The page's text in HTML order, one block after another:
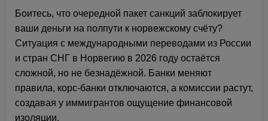
Боитесь, что очередной пакет санкций заблокирует
ваши деньги на полпути к норвежскому счёту?
Ситуация с международными переводами из России
и стран СНГ в Норвегию в 2026 году остаётся
сложной, но не безнадёжной. Банки меняют
правила, корс-банки отключаются, а комиссии растут,
создавая у иммигрантов ощущение финансовой
изоляции.